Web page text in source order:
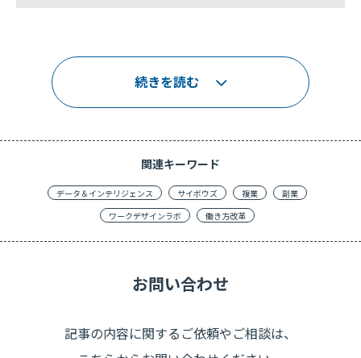
続きを読む
関連キーワード
データ＆インテリジェンス サイボウズ 複業
副業
ワークデザインラボ
働き方改革
お問い合わせ
記事の内容に関するご依頼やご相談は、